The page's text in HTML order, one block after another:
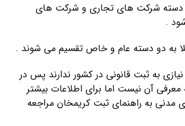
شرکت در کل به ۲ دسته شرکت های تجاری و شرکت های
.
به دو دسته عام و خاص تقسیم می شوند .
به ثبت قانونی در کشور ندارند پس در
معرفی آن نیست اما برای اطلاعات بیشتر
مدنی به راهنمای ثبت کریمخان مراجعه